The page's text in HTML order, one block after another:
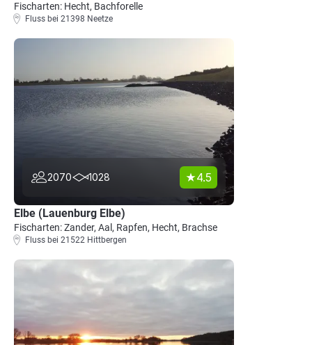
Fischarten: Hecht, Bachforelle
Fluss bei 21398 Neetze
2070 1028 4.5
Elbe (Lauenburg Elbe)
Fischarten: Zander, Aal, Rapfen, Hecht, Brachse
Fluss bei 21522 Hittbergen